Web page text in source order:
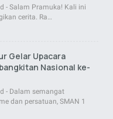
- Salam Pramuka! Kali ini
cerita. Ra…
Gelar Upacara
Nasional ke-
- Dalam semangat
dan persatuan, SMAN 1